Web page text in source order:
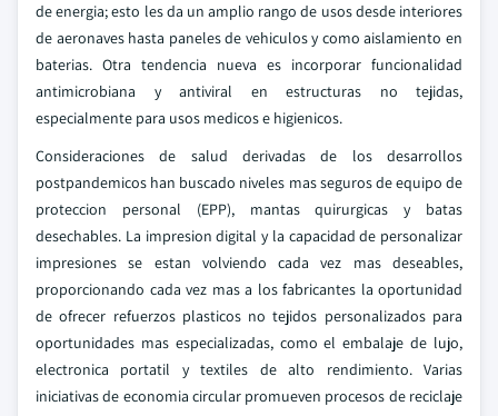
de energia; esto les da un amplio rango de usos desde interiores
de aeronaves hasta paneles de vehiculos y como aislamiento en
baterias. Otra tendencia nueva es incorporar funcionalidad
antimicrobiana y antiviral en estructuras no tejidas,
especialmente para usos medicos e higienicos.
Consideraciones de salud derivadas de los desarrollos
postpandemicos han buscado niveles mas seguros de equipo de
proteccion personal (EPP), mantas quirurgicas y batas
desechables. La impresion digital y la capacidad de personalizar
impresiones se estan volviendo cada vez mas deseables,
proporcionando cada vez mas a los fabricantes la oportunidad
de ofrecer refuerzos plasticos no tejidos personalizados para
oportunidades mas especializadas, como el embalaje de lujo,
electronica portatil y textiles de alto rendimiento. Varias
iniciativas de economia circular promueven procesos de reciclaje